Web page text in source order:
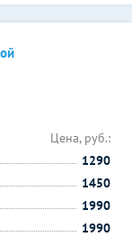
Цена, руб.:
1290
1450
1990
1990